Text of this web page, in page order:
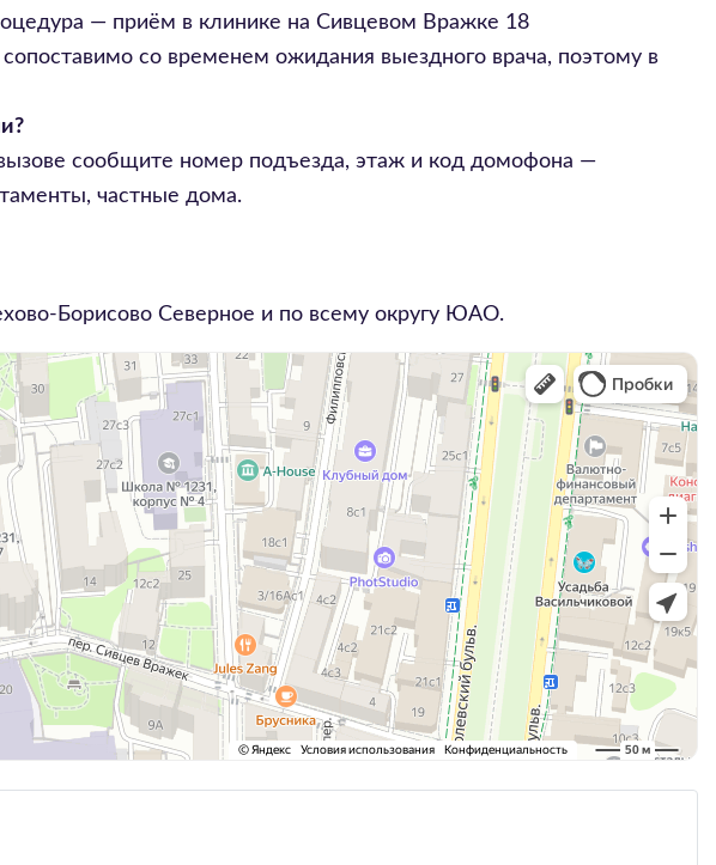
— приём в клинике на Сивцевом Вражке 18
со временем ожидания выездного врача, поэтому в
сообщите номер подъезда, этаж и код домофона —
частные дома.
Борисово Северное и по всему округу ЮАО.